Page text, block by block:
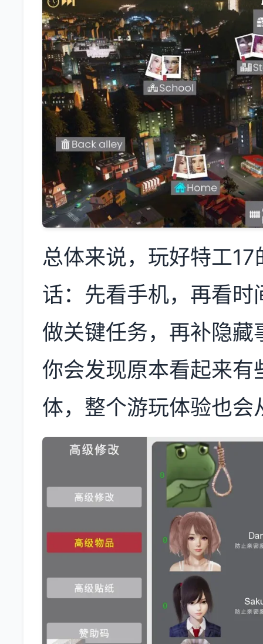
总体来说，玩好特工
话：先看手机，再看
做关键任务，再补隐
你会发现原本看起来
体，整个游玩体验也